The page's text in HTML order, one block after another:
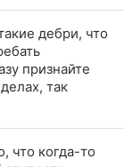
дебри, что
признайте
так
что когда-то